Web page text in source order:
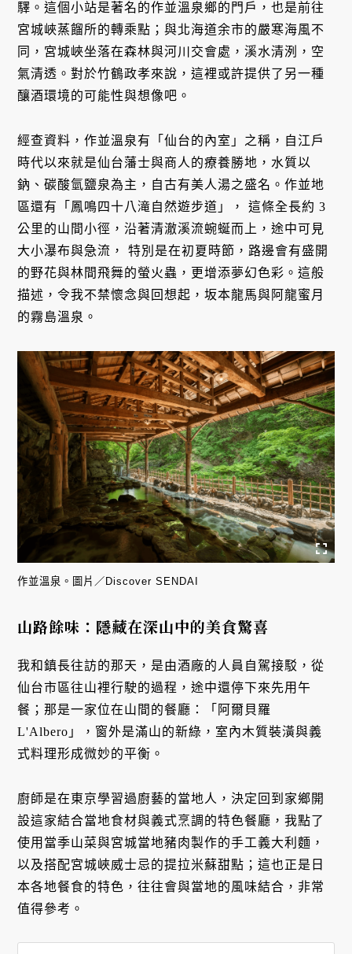
驛。這個小站是著名的作並溫泉鄉的門戶，也是前往
宮城峽蒸餾所的轉乘點；與北海道余市的嚴寒海風不
同，宮城峽坐落在森林與河川交會處，溪水清洌，空
氣清透。對於竹鶴政孝來說，這裡或許提供了另一種
釀酒環境的可能性與想像吧。
經查資料，作並溫泉有「仙台的內室」之稱，自江戶
時代以來就是仙台藩士與商人的療養勝地，水質以
鈉、碳酸氫鹽泉為主，自古有美人湯之盛名。作並地
區還有「鳳鳴四十八滝自然遊步道」， 這條全長約 3
公里的山間小徑，沿著清澈溪流蜿蜒而上，途中可見
大小瀑布與急流， 特別是在初夏時節，路邊會有盛開
的野花與林間飛舞的螢火蟲，更增添夢幻色彩。這般
描述，令我不禁懷念與回想起，坂本龍馬與阿龍蜜月
的霧島溫泉。
作並溫泉。圖片／Discover SENDAI
山路餘味：隱藏在深山中的美食驚喜
我和鎮長往訪的那天，是由酒廠的人員自駕接駁，從
仙台市區往山裡行駛的過程，途中還停下來先用午
餐；那是一家位在山間的餐廳：「阿爾貝羅
L'Albero」，窗外是滿山的新綠，室內木質裝潢與義
式料理形成微妙的平衡。
廚師是在東京學習過廚藝的當地人，決定回到家鄉開
設這家結合當地食材與義式烹調的特色餐廳，我點了
使用當季山菜與宮城當地豬肉製作的手工義大利麵，
以及搭配宮城峽威士忌的提拉米蘇甜點；這也正是日
本各地餐食的特色，往往會與當地的風味結合，非常
值得參考。